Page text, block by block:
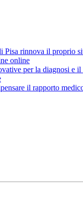
Pisa rinnova il proprio
online
per la diagnosi e il
il rapporto